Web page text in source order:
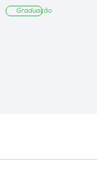
Graduação